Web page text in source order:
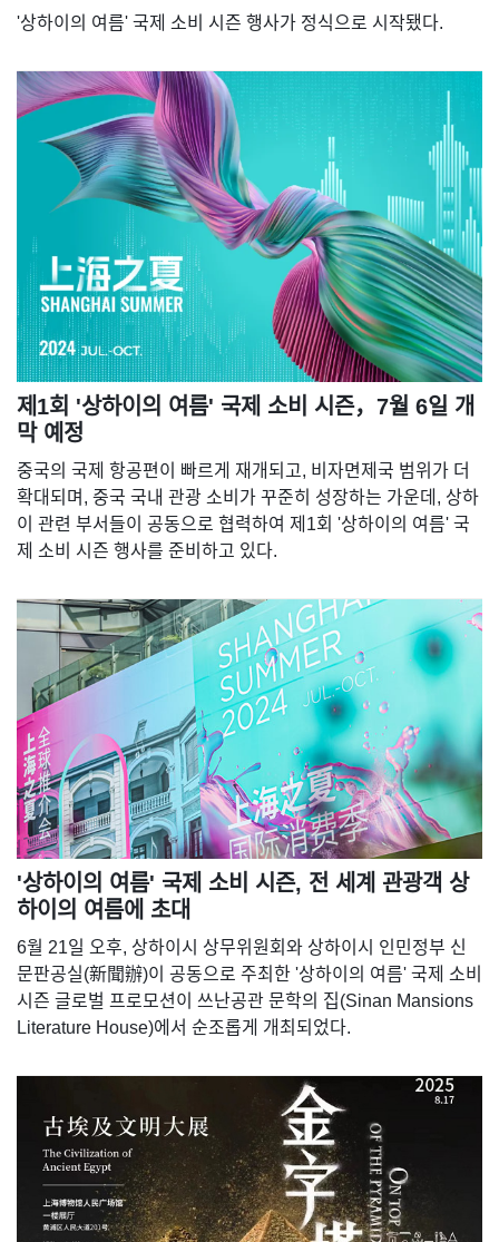
'상하이의 여름' 국제 소비 시즌 행사가 정식으로 시작됐다.
제1회 '상하이의 여름' 국제 소비 시즌，7월 6일 개
막 예정
중국의 국제 항공편이 빠르게 재개되고, 비자면제국 범위가 더
확대되며, 중국 국내 관광 소비가 꾸준히 성장하는 가운데, 상하
이 관련 부서들이 공동으로 협력하여 제1회 '상하이의 여름' 국
제 소비 시즌 행사를 준비하고 있다.
'상하이의 여름' 국제 소비 시즌, 전 세계 관광객 상
하이의 여름에 초대
6월 21일 오후, 상하이시 상무위원회와 상하이시 인민정부 신
문판공실(新聞辦)이 공동으로 주최한 '상하이의 여름' 국제 소비
시즌 글로벌 프로모션이 쓰난공관 문학의 집(Sinan Mansions
Literature House)에서 순조롭게 개최되었다.